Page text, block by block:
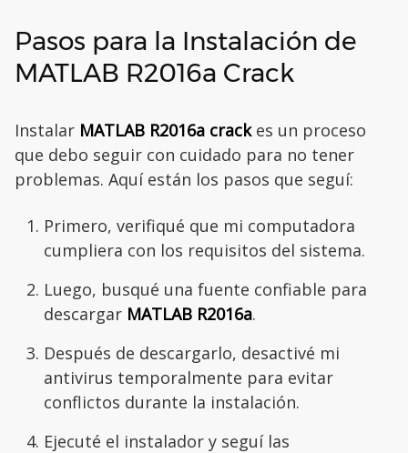
Pasos para la Instalación de
MATLAB R2016a Crack
Instalar MATLAB R2016a crackes un proceso
que debo seguir con cuidado para no tener
problemas. Aquí están los pasos que seguí:
Primero, verifiqué que mi computadora
cumpliera con los requisitos del sistema.
Luego, busqué una fuente confiable para
descargar MATLAB R2016a.
Después de descargarlo, desactivé mi
antivirus temporalmente para evitar
conflictos durante la instalación.
Ejecuté el instalador y seguí las